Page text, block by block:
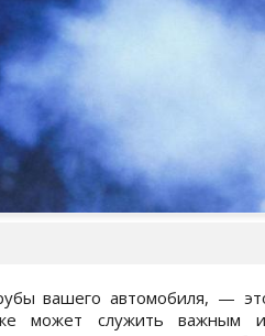
вашего автомобиля, —
может служить важным